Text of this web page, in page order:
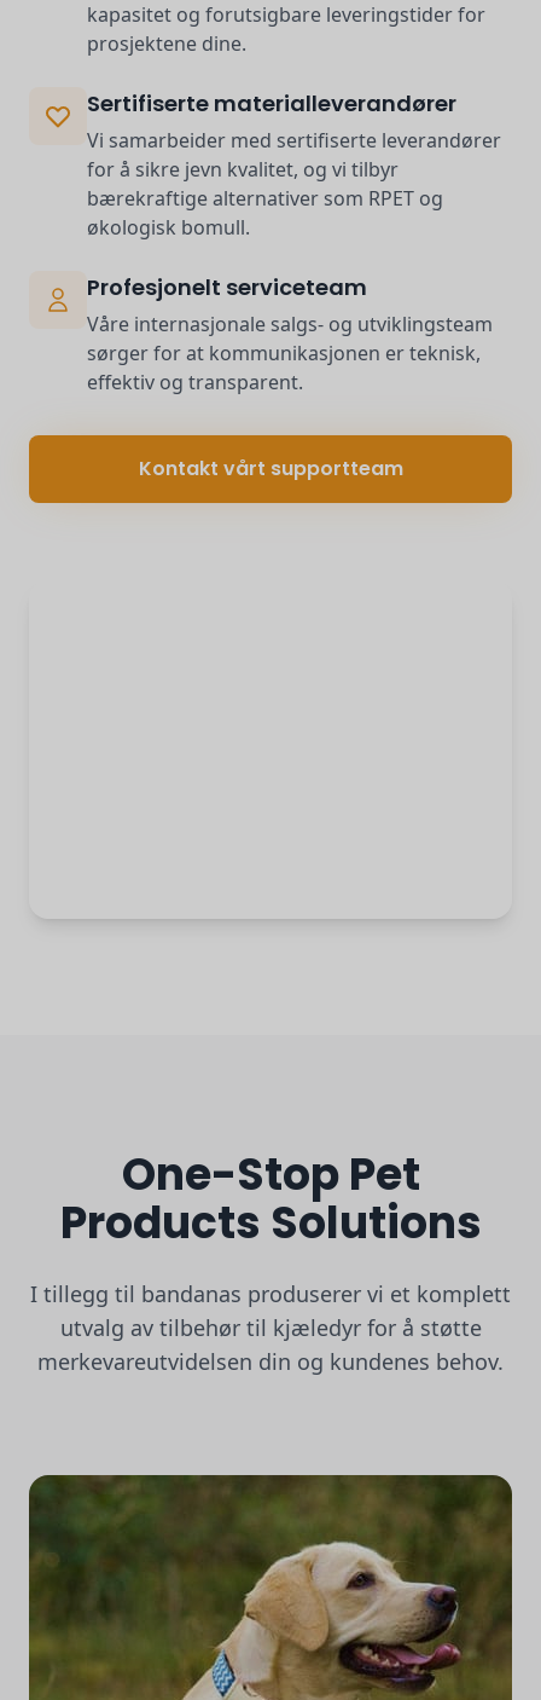
kapasitet og forutsigbare leveringstider for
prosjektene dine.
Sertifiserte materialleverandører
Vi samarbeider med sertifiserte leverandører
for å sikre jevn kvalitet, og vi tilbyr
bærekraftige alternativer som RPET og
økologisk bomull.
Profesjonelt serviceteam
Våre internasjonale salgs- og utviklingsteam
sørger for at kommunikasjonen er teknisk,
effektiv og transparent.
Kontakt vårt supportteam
One-Stop Pet
Products Solutions
I tillegg til bandanas produserer vi et komplett
utvalg av tilbehør til kjæledyr for å støtte
merkevareutvidelsen din og kundenes behov.